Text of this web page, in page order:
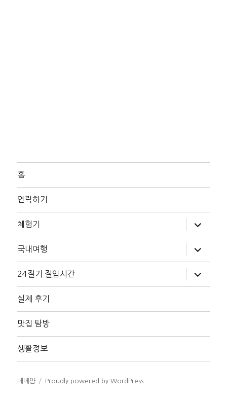
홈
연락하기
체험기
위
메
확
장
국내여행
위
메
확
장
24절기 절입시간
위
메
장
실제 후기
맛집 탐방
생활정보
베베얌 Proudly powered by WordPress